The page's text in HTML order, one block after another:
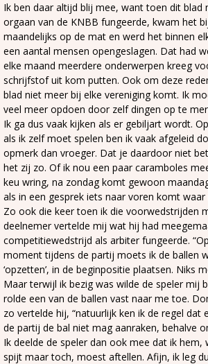
Ik ben daar altijd blij mee, want toen dit blad
orgaan van de KNBB fungeerde, kwam het
maandelijks op de mat en werd het binnen
een aantal mensen opengeslagen. Dat had
elke maand meerdere onderwerpen kreeg
schrijfstof uit kom putten. Ook om deze
blad niet meer bij elke vereniging komt. Ik
veel meer opdoen door zelf dingen op te
Ik ga dus vaak kijken als er gebiljart wordt.
als ik zelf moet spelen ben ik vaak afgeleid
opmerk dan vroeger. Dat je daardoor niet
het zij zo. Of ik nou een paar caramboles
keu wring, na zondag komt gewoon
als in een gesprek iets naar voren komt
Zo ook die keer toen ik die voorwedstrijden
deelnemer vertelde mij wat hij had
competitiewedstrijd als arbiter fungeerde.
moment tijdens de partij moets ik de ballen
‘opzetten’, in de beginpositie plaatsen. Niks
Maar terwijl ik bezig was wilde de speler mij
rolde een van de ballen vast naar me toe.
zo vertelde hij, “natuurlijk ken ik de regel dat
de partij de bal niet mag aanraken, behalve
Ik deelde de speler dan ook mee dat ik
spijt maar toch, moest aftellen. Afijn, ik leg